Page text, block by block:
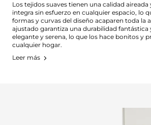
Los tejidos suaves tienen una calidad aireada
integra sin esfuerzo en cualquier espacio, lo
formas y curvas del diseño acaparen toda la
ajustado garantiza una durabilidad fantástica
elegante y serena, lo que los hace bonitos y
cualquier hogar.
Leer más